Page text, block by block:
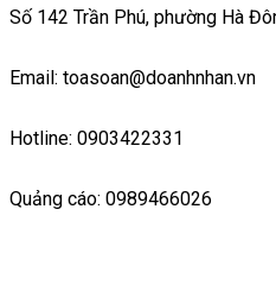
Số 142 Trần Phú, phường Hà
Email: toasoan@doanhnhan.vn
Hotline: 0903422331
Quảng cáo: 0989466026